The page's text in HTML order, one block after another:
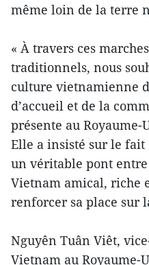
même loin de la terre
« À travers ces
traditionnels, nous
culture vietnamienne
d’accueil et de la
présente au Royaume-
Elle a insisté sur le
un véritable pont entre
Vietnam amical, riche
renforcer sa place sur
Nguyên Tuân Viêt,
Vietnam au Royaume-